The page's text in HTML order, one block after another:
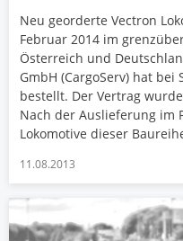
Neu georderte Vectron
Februar 2014 im
Österreich und
GmbH (CargoServ) hat bei
bestellt. Der Vertrag
Nach der Auslieferung im
Lokomotive dieser
11.08.2013